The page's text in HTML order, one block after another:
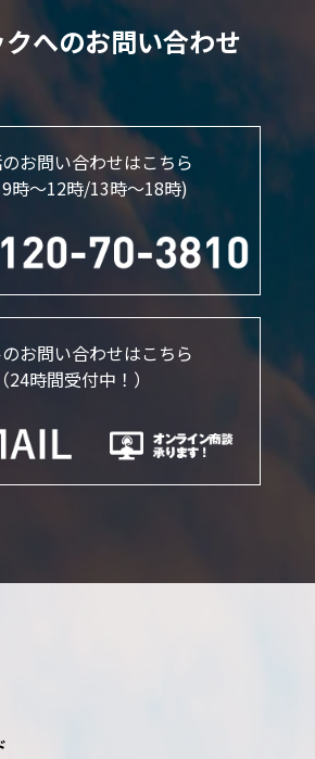
へのお問い合わせ
お問い合わせはこちら
時～12時/13時〜18時)
お問い合わせはこちら
（24時間受付中！）